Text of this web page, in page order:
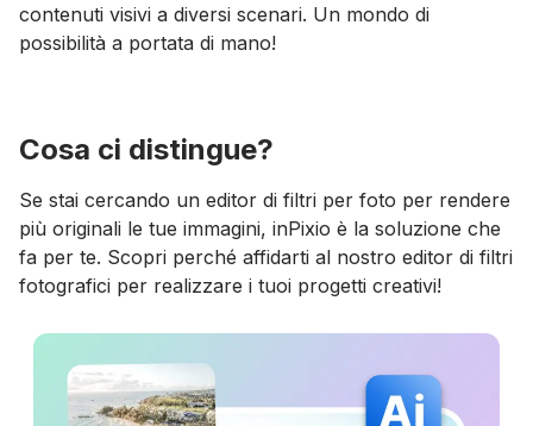
contenuti visivi a diversi scenari. Un mondo di
possibilità a portata di mano!
Cosa ci distingue?
Se stai cercando un editor di filtri per foto per rendere
più originali le tue immagini, inPixio è la soluzione che
fa per te. Scopri perché affidarti al nostro editor di filtri
fotografici per realizzare i tuoi progetti creativi!